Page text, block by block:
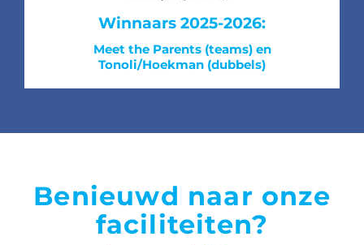
Winnaars 2025-2026:
Meet the Parents (teams) en
Tonoli/Hoekman (dubbels)
Benieuwd naar onze
faciliteiten?